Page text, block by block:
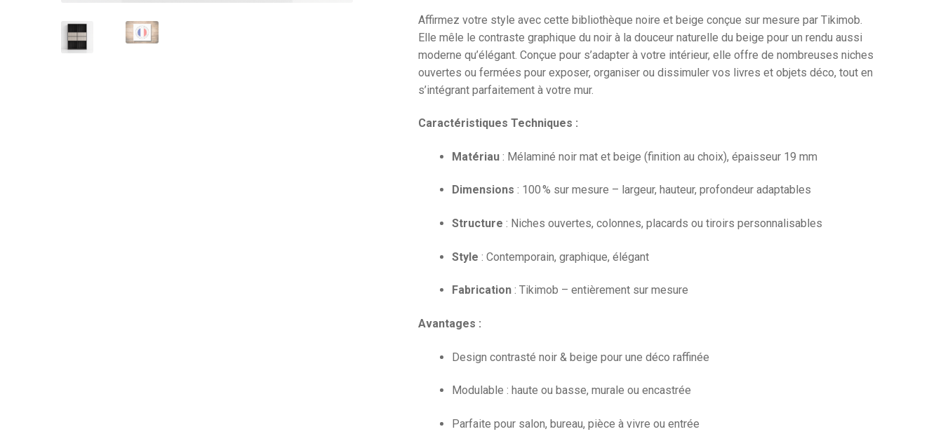
Affirmez votre style avec cette bibliothèque noire et beige conçue sur mesure par Tikimob.
Elle mêle le contraste graphique du noir à la douceur naturelle du beige pour un rendu aussi
moderne qu’élégant. Conçue pour s’adapter à votre intérieur, elle offre de nombreuses niches
ouvertes ou fermées pour exposer, organiser ou dissimuler vos livres et objets déco, tout en
s’intégrant parfaitement à votre mur.
Caractéristiques Techniques :
Matériau: Mélaminé noir mat et beige (finition au choix), épaisseur 19 mm
Dimensions : 100 % sur mesure – largeur, hauteur, profondeur adaptables
Structure : Niches ouvertes, colonnes, placards ou tiroirs personnalisables
Style : Contemporain, graphique, élégant
Fabrication: Tikimob – entièrement sur mesure
Avantages :
Design contrasté noir & beige pour une déco raffinée
Modulable : haute ou basse, murale ou encastrée
Parfaite pour salon, bureau, pièce à vivre ou entrée